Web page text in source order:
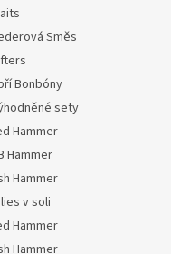
Směs
Bonbóny
sety
Hammer
Hammer
Hammer
v soli
Hammer
Hammer